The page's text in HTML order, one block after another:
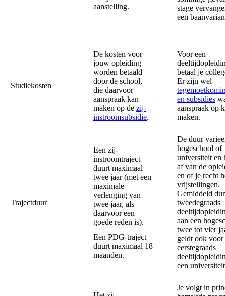
aanstelling.
stage
een
Studiekosten
De kosten voor
jouw opleiding
worden betaald
door de school,
die daarvoor
aanspraak kan
maken op de zij-
instroomsubsidie.
Voor een
betaal je
Er zijn wel
en subsidies
aanspraak op
maken.
Trajectduur
Een zij-
instroomtraject
duurt maximaal
twee jaar (met een
maximale
verlenging van
twee jaar, als
daarvoor een
goede reden is).
Een PDG-traject
duurt maximaal 18
maanden.
De duur
hogeschool of
universiteit en
af van de
en of je recht
vrijstellingen.
Gemiddeld
tweedegraads
aan een
twee tot vier
geldt ook voor
eerstegraads
een
Je volgt in